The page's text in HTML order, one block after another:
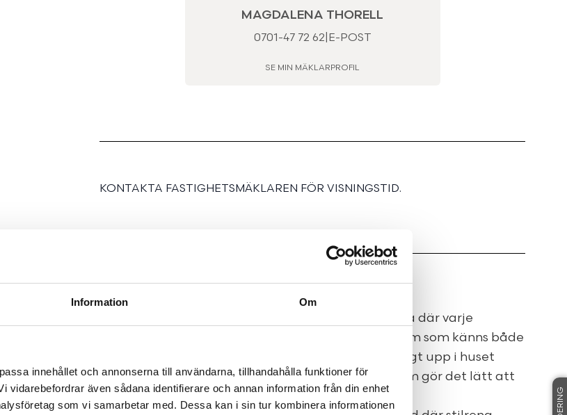
Information Om
innehållet och annonserna till användarna, tillhandahålla funktioner för
vidarebefordrar även sådana identifierare och annan information från din enhet
som vi samarbetar med. Dessa kan i sin tur kombinera informationen
MAGDALENA THORELL
0701-47 72 62 E-POST
SE MIN MÄKLARPROFIL
KONTAKTA FASTIGHETSMÄKLAREN FÖR VISNINGSTID.
Välkommen till en trivsam och smart planerad etta där varje
kvadratmeter är väl utnyttjad för att skapa ett hem som känns både
luftigt, funktionellt och inbjudande. Här bor du högt upp i huset
med ett fint ljusinsläpp och en rofylld atmosfär som gör det lätt att
trivas från första stund.